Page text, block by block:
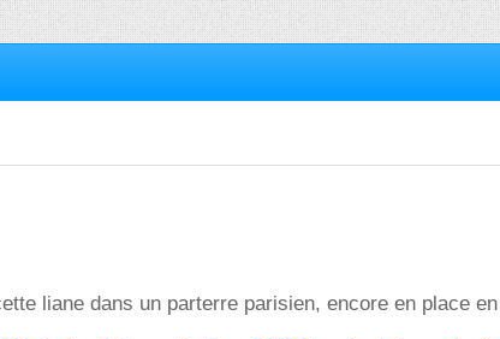
liane dans un parterre parisien, encore en place